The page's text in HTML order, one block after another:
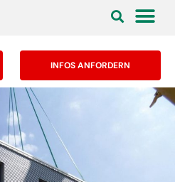
INFOS ANFORDERN